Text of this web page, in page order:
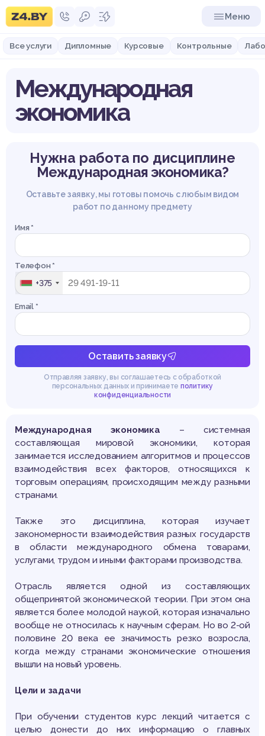
Меню
Все услуги Дипломные Курсовые Контрольные
Международная
экономика
Нужна работа по дисциплине
Международная экономика?
Оставьте заявку, мы готовы помочь с любым видом
работ по данному предмету
Имя *
Телефон *
+375
Email *
Оставить заявку
Отправляя заявку, вы соглашаетесь с обработкой
персональных данных и принимаете политику
конфиденциальности
Международная экономика – системная
составляющая мировой экономики, которая
занимается исследованием алгоритмов и процессов
взаимодействия всех факторов, относящихся к
торговым операциям, происходящим между разными
странами.
Также это дисциплина, которая изучает
закономерности взаимодействия разных государств
в области международного обмена товарами,
услугами, трудом и иными факторами производства.
Отрасль является одной из составляющих
общепринятой экономической теории. При этом она
является более молодой наукой, которая изначально
вообще не относилась к научным сферам. Но во 2-ой
половине 20 века ее значимость резко возросла,
когда между странами экономические отношения
вышли на новый уровень.
Цели и задачи
При обучении студентов курс лекций читается с
целью донести до них информацию о главных